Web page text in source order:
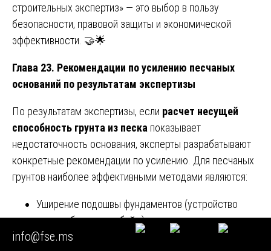
строительных экспертиз» — это выбор в пользу
безопасности, правовой защиты и экономической
эффективности. 🤝🌟
Глава 23. Рекомендации по усилению песчаных
оснований по результатам экспертизы
По результатам экспертизы, если расчет несущей
способность грунта из песка показывает
недостаточность основания, эксперты разрабатывают
конкретные рекомендации по усилению. Для песчаных
грунтов наиболее эффективными методами являются:
Уширение подошвы фундаментов (устройство
железобетонных обойм) для снижения давления
на грунт.
info@fse.ms